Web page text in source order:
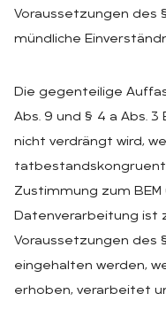
Voraussetzungen des
mündliche
Die gegenteilige
Abs. 9 und § 4 a Abs. 3
nicht verdrängt wird,
Zustimmung zum BEM
Datenverarbeitung ist
Voraussetzungen des
eingehalten werden,
erhoben, verarbeitet